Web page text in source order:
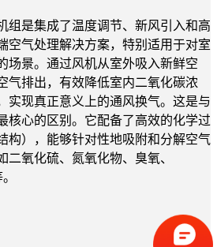
组是集成了温度调节、新风引入和高
空气处理解决方案，特别适用于对室
场景。通过风机从室外吸入新鲜空
气排出，有效降低室内二氧化碳浓
实现真正意义上的通风换气。这是与
核心的区别。它配备了高效的化学过
构），能够针对性地吸附和分解空气
二氧化硫、氮氧化物、臭氧、